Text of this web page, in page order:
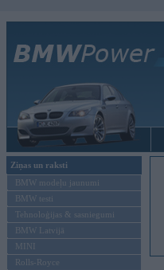
Ziņas un raksti
BMW modeļu jaunumi
BMW testi
Tehnoloģijas & sasniegumi
BMW Latvijā
MINI
Rolls-Royce